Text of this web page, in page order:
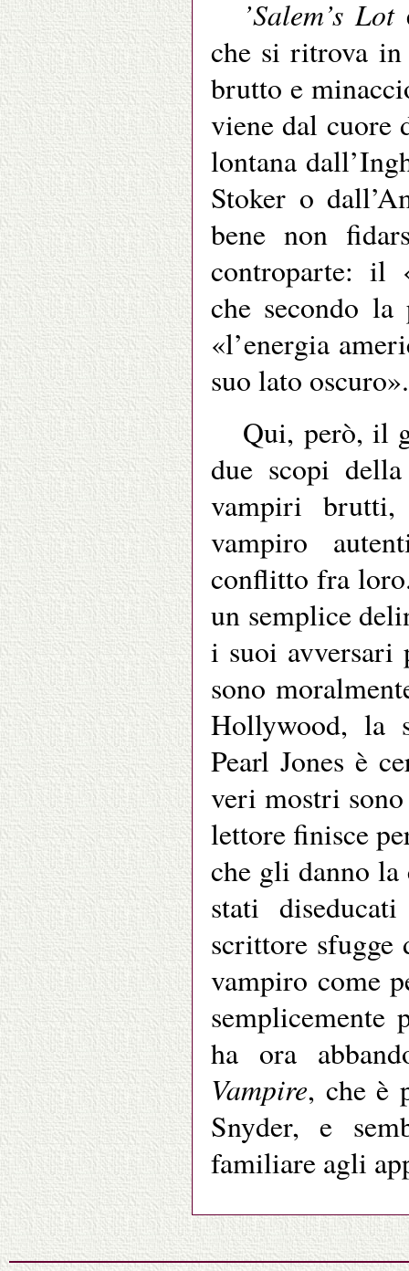
’Salem’s Lot
che si ritrova
brutto e
viene dal cuore
lontana
Stoker o
bene non
controparte: il
che secondo la
«l’energia
suo lato oscuro».
Qui, però, il
due scopi
vampiri
vampiro
conflitto fra
un semplice
i suoi avversari
sono
Hollywood, la
Pearl Jones è
veri mostri
lettore finisce
che gli danno
stati
scrittore sfugge
vampiro come
semplicemente
ha ora
Vampire, che è
Snyder, e
familiare agli